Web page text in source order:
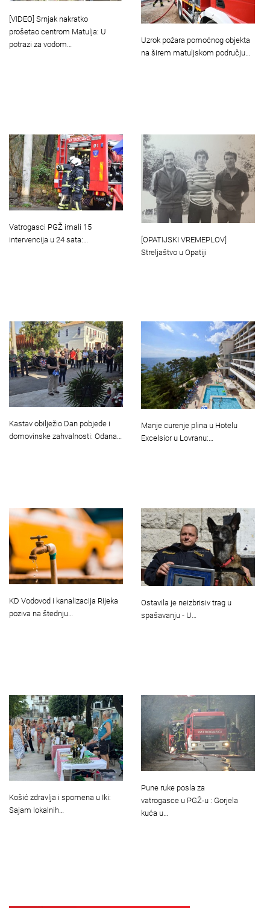
[VIDEO] Srnjak nakratko
prošetao centrom Matulja: U
potrazi za vodom…
Uzrok požara pomoćnog objekta
na širem matuljskom području…
Vatrogasci PGŽ imali 15
intervencija u 24 sata:…
[OPATIJSKI VREMEPLOV]
Streljaštvo u Opatiji
Kastav obilježio Dan pobjede i
domovinske zahvalnosti: Odana…
Manje curenje plina u Hotelu
Excelsior u Lovranu:…
KD Vodovod i kanalizacija Rijeka
poziva na štednju…
Ostavila je neizbrisiv trag u
spašavanju - U…
Košić zdravlja i spomena u Iki:
Sajam lokalnih…
Pune ruke posla za
vatrogasce u PGŽ-u : Gorjela
kuća u…